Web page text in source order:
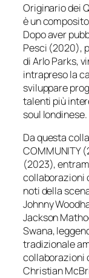
Originario dei
è un
Dopo aver
Pesci (2020),
di Arlo Parks,
intrapreso la
sviluppare
talenti più
soul londinese.
Da questa
COMMUNITY
(2023),
collaborazioni
noti della
Johnny
Jackson
Swana,
tradizionale
collaborazioni
Christian